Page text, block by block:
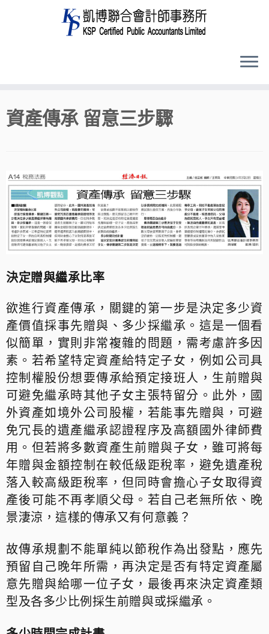
to
content
資產傳承 留意三步驟
決定贈與繼承比率
欲進行資產傳承，關鍵的第一步是決定多少資
產價值採事先贈與、多少採繼承。這是一個看
似簡單，實則非常複雜的問題，需考慮許多因
素。若希望特定資產給特定子女，例如公司具
控制權股份想要傳承給預定接班人，生前贈與
可避免繼承時其他子女主張特留分。此外，國
外資產如境外公司股權，若能事先贈與，可避
免冗長的遺產繼承認證程序及高額國外律師費
用。但若將多數資產生前贈與子女，雖可將每
年贈與金額控制在較低級距稅率，避免遺產稅
落入較高級距稅率，但同時會擔心子女取得資
產後可能不再孝順父母。若自己老無所依、晚
景淒涼，這樣的傳承又有何意義？
故傳承規劃不能單純以節稅作為出發點，應先
預留自己晚年所需，再決定是否有特定資產屬
意先贈與給哪一位子女，最後再來決定資產類
型及各多少比例採生前贈與或採繼承。